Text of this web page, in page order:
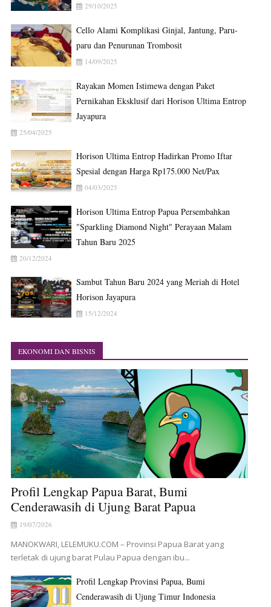
29/10/2025
Cello Alami Komplikasi Ginjal, Jantung, Paru-
paru dan Penurunan Trombosit
14/09/2025
Rayakan Momen Istimewa dengan Paket
Pernikahan Eksklusif dari Horison Ultima Entrop
Jayapura
25/04/2025
Horison Ultima Entrop Hadirkan Promo Iftar
Spesial dengan Harga Rp175.000 Net/Pax
04/03/2025
Horison Ultima Entrop Papua Persembahkan
"Sparkling Diamond Night" Perayaan Malam
Tahun Baru 2025
20/12/2024
Sambut Tahun Baru 2024 yang Meriah di Hotel
Horison Jayapura
15/12/2024
EKONOMI DAN BISNIS
Profil Lengkap Papua Barat, Bumi
Cenderawasih di Ujung Barat Papua
19/07/2026
MANOKWARI, LELEMUKU.COM – Provinsi Papua Barat yang
terletak di ujung barat Pulau Papua dengan ibu...
Profil Lengkap Provinsi Papua, Bumi
Cenderawasih di Ujung Timur Indonesia